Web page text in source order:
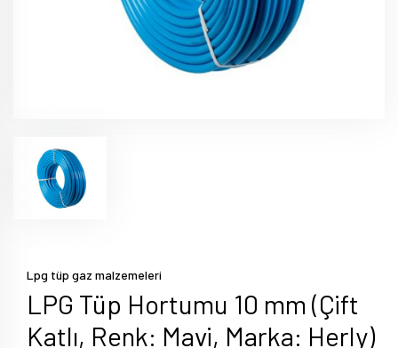
Lpg tüp gaz malzemeleri
LPG Tüp Hortumu 10 mm (Çift
Katlı, Renk: Mavi, Marka: Herly)